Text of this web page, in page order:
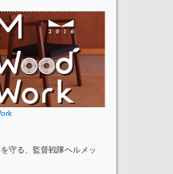
守る、監督戦隊ヘルメッ